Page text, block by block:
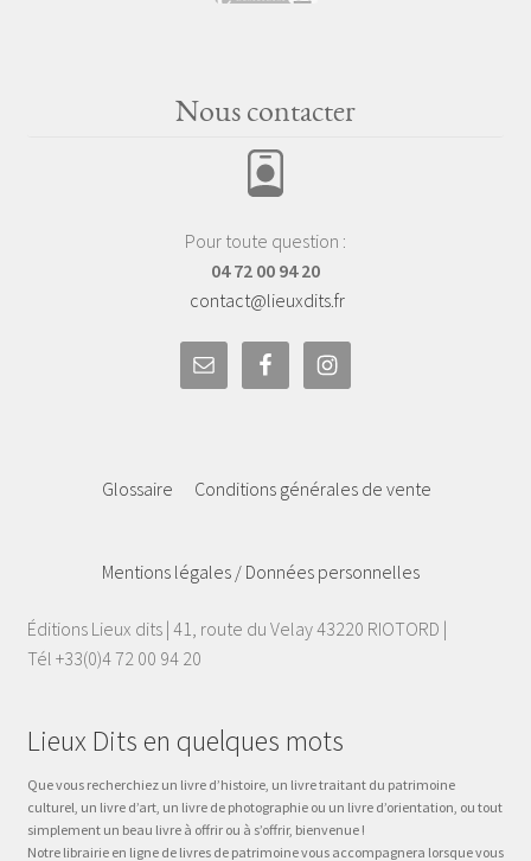
Nous contacter
Pour toute question :
04 72 00 94 20
contact@lieuxdits.fr
Glossaire Conditions générales de vente
Mentions légales / Données personnelles
Éditions Lieux dits | 41, route du Velay 43220 RIOTORD |
Tél +33(0)4 72 00 94 20
Lieux Dits en quelques mots
Que vous recherchiez un livre d’histoire, un livre traitant du patrimoine
culturel, un livre d’art, un livre de photographie ou un livre d’orientation, ou tout
simplement un beau livre à offrir ou à s’offrir, bienvenue !
Notre librairie en ligne de livres de patrimoine vous accompagnera lorsque vous